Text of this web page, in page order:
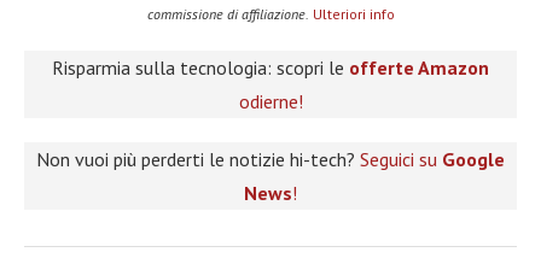
commissione di affiliazione. Ulteriori info
Risparmia sulla tecnologia: scopri le offerte Amazon
odierne!
Non vuoi più perderti le notizie hi-tech? Seguici su Google
News!